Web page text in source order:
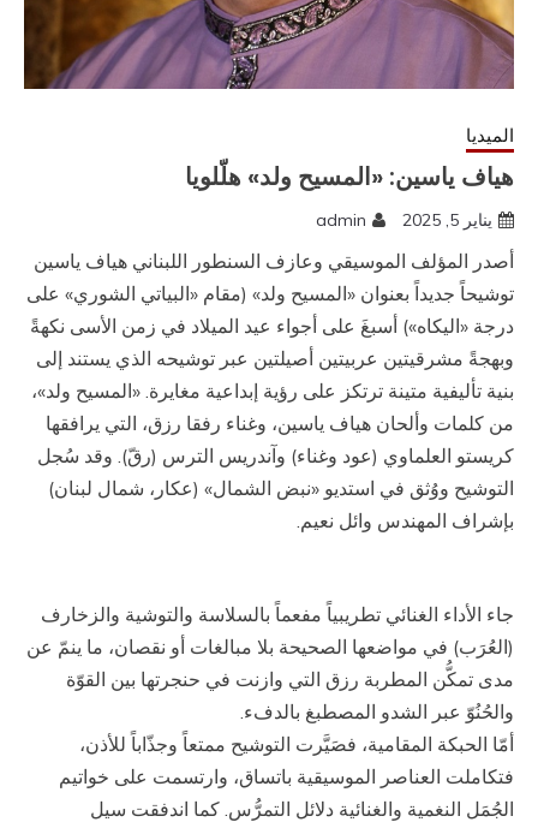
الميديا
هياف ياسين: «المسيح ولد» هلّلويا
يناير 5, 2025 admin
أصدر المؤلف الموسيقي وعازف السنطور اللبناني هياف ياسين
توشيحاً جديداً بعنوان «المسيح ولد» (مقام «البياتي الشوري» على
درجة «اليكاه») أسبغَ على أجواء عيد الميلاد في زمن الأسى نكهةً
وبهجةً مشرقيتين عربيتين أصيلتين عبر توشيحه الذي يستند إلى
بنية تأليفية متينة ترتكز على رؤية إبداعية مغايرة. «المسيح ولد»،
من كلمات وألحان هياف ياسين، وغناء رفقا رزق، التي يرافقها
كريستو العلماوي (عود وغناء) وآندريس الترس (رقّ). وقد سُجل
التوشيح ووُثق في استديو «نبض الشمال» (عكار، شمال لبنان)
بإشراف المهندس وائل نعيم.
جاء الأداء الغنائي تطريبياً مفعماً بالسلاسة والتوشية والزخارف
(العُرَب) في مواضعها الصحيحة بلا مبالغات أو نقصان، ما ينمّ عن
مدى تمكُّن المطربة رزق التي وازنت في حنجرتها بين القوّة
والحُنُوّ عبر الشدو المصطبغ بالدفء.
أمّا الحبكة المقامية، فصَيَّرت التوشيح ممتعاً وجذّاباً للأذن،
فتكاملت العناصر الموسيقية باتساق، وارتسمت على خواتيم
الجُمَل النغمية والغنائية دلائل التمرُّس. كما اندفقت سيل